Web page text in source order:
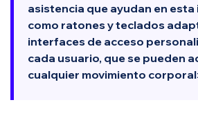
asistencia que ayudan en
como ratones y teclados
interfaces de acceso
cada usuario, que se pueden
cualquier movimiento